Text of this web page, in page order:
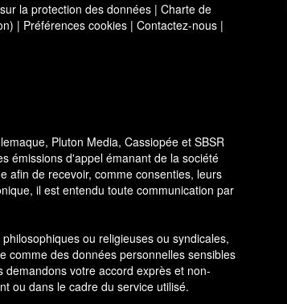
la protection des données | Charte de
| Préférences cookies | Contactez-nous |
Pluton Media, Cassiopée et SBSR
émissions d'appel émanant de la société
afin de recevoir, comme consenties, leurs
il est entendu toute communication par
ou religieuses ou syndicales,
comme des données personnelles sensibles
votre accord exprès et non-
ou dans le cadre du service utilisé.